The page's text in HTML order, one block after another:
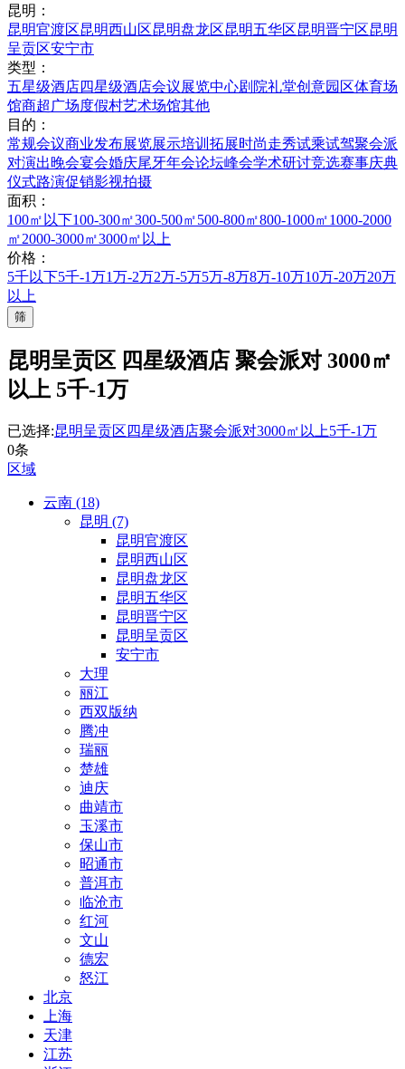
昆明：
昆明官渡区昆明西山区昆明盘龙区昆明五华区昆明晋宁区昆明
呈贡区安宁市
类型：
五星级酒店四星级酒店会议展览中心剧院礼堂创意园区体育场
馆商超广场度假村艺术场馆其他
目的：
常规会议商业发布展览展示培训拓展时尚走秀试乘试驾聚会派
对演出晚会宴会婚庆尾牙年会论坛峰会学术研讨竞选赛事庆典
仪式路演促销影视拍摄
面积：
100㎡以下100-300㎡300-500㎡500-800㎡800-1000㎡1000-2000
㎡2000-3000㎡3000㎡以上
价格：
5千以下5千-1万1万-2万2万-5万5万-8万8万-10万10万-20万20万
以上
筛
昆明呈贡区 四星级酒店 聚会派对 3000㎡
以上 5千-1万
已选择:昆明呈贡区 四星级酒店聚会派对3000㎡以上5千-1万
0条
区域
云南 (18)
昆明 (7)
昆明官渡区
昆明西山区
昆明盘龙区
昆明五华区
昆明晋宁区
昆明呈贡区
安宁市
大理
丽江
西双版纳
腾冲
瑞丽
楚雄
迪庆
曲靖市
玉溪市
保山市
昭通市
普洱市
临沧市
红河
文山
德宏
怒江
北京
上海
天津
江苏